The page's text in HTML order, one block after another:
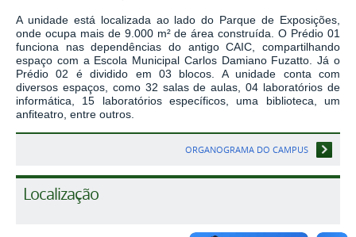
A unidade está localizada ao lado do Parque de Exposições,
onde ocupa mais de 9.000 m² de área construída. O Prédio 01
funciona nas dependências do antigo CAIC, compartilhando
espaço com a Escola Municipal Carlos Damiano Fuzatto. Já o
Prédio 02 é dividido em 03 blocos. A unidade conta com
diversos espaços, como 32 salas de aulas, 04 laboratórios de
informática, 15 laboratórios específicos, uma biblioteca, um
anfiteatro, entre outros.
ORGANOGRAMA DO CAMPUS
Localização